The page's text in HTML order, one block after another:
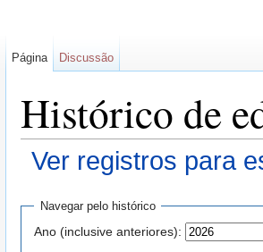
Histórico de
Ver registros para
Navegar pelo histórico
Ano (inclusive anteriores):
Página Discussão